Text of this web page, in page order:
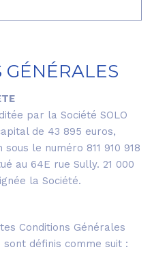
GÉNÉRALES
par la Société SOLO
de 43 895 euros,
le numéro 811 910 918
au 64E rue Sully. 21 000
la Société.
Conditions Générales
définis comme suit :